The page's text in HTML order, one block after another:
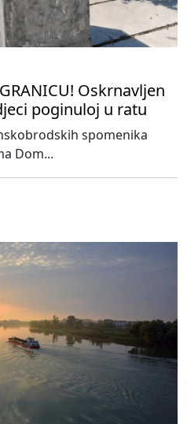
Oskrnavljen
poginuloj u ratu
spomenika
Dom...